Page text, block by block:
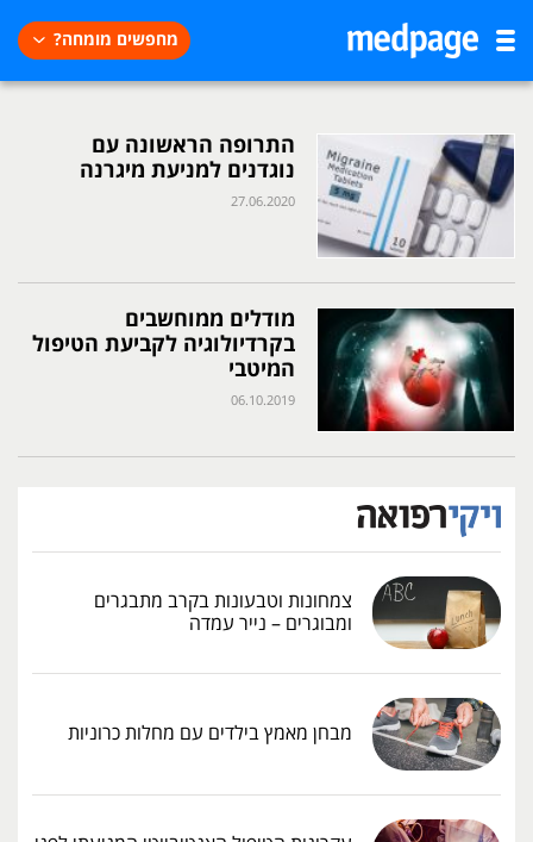
מחפשים מומחה?
התרופה הראשונה עם
נוגדנים למניעת מיגרנה
27.06.2020
מודלים ממוחשבים
בקרדיולוגיה לקביעת הטיפול
המיטבי
06.10.2019
צמחונות וטבעונות בקרב מתבגרים
ומבוגרים – נייר עמדה
מבחן מאמץ בילדים עם מחלות כרוניות